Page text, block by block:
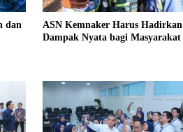
dan
ASN Kemnaker Harus Hadirkan
Dampak Nyata bagi Masyarakat